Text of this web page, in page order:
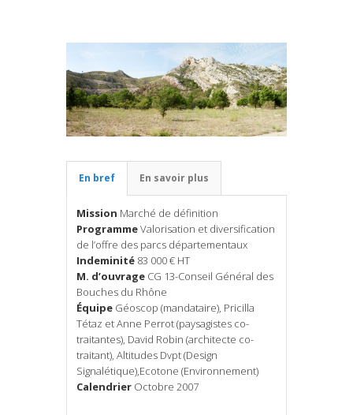
En bref En savoir plus
Mission Marché de définition
ProgrammeValorisation et diversification
de l’offre des parcs départementaux
Indeminité 83 000 € HT
M. d’ouvrage CG 13-Conseil Général des
Bouches du Rhône
Équipe Géoscop (mandataire), Pricilla
Tétaz et Anne Perrot (paysagistes co-
traitantes), David Robin (architecte co-
traitant), Altitudes Dvpt (Design
Signalétique),Ecotone (Environnement)
Calendrier Octobre 2007